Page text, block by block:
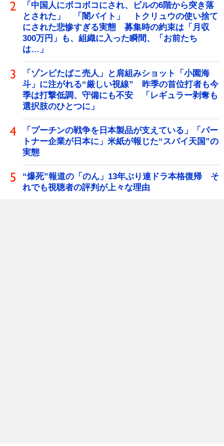
「中国人にボコボコにされ、ビルの6階から突き落
とされた」 「闇バイト」 トクリュウの使い捨て
にされた悲惨すぎる実態 募集時の約束は「月収
300万円」も、組織に入った瞬間、「お前たち
は…」
「ゾンビたばこ売人」と肩組みショット「小園海
斗」に注がれる“厳しい視線” 昨季の首位打者も今
季は打撃低調、守備にも不安 「レギュラー剥奪も
選択肢のひとつに」
「プーチンの戦争を日本製品が支えている」「パー
トナー企業が日本に」米紙が報じた“スパイ天国”の
実態
“爆死”報道の「のん」13年ぶり連ドラ本格復帰 そ
れでも視聴者の評判が上々な理由